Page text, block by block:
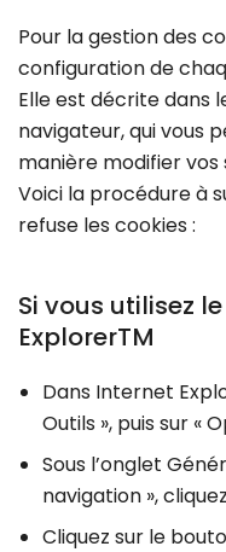
Pour la gestion des
configuration de
Elle est décrite dans
navigateur, qui vous
manière modifier vos
Voici la procédure à
refuse les cookies :
Si vous utilisez
ExplorerTM
Dans Internet
Outils », puis sur «
Sous l’onglet
navigation »,
Cliquez sur le